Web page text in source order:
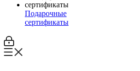
Подарочные
сертификаты